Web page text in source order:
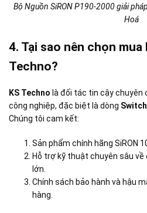
Bộ Nguồn SiRON P190-2000 giải
Hoá
4. Tại sao nên chọn mua
Techno?
KS Techno là đối tác tin cậy
công nghiệp, đặc biệt là dòng
Chúng tôi cam kết:
Sản phẩm chính hãng SiRON
Hỗ trợ kỹ thuật chuyên sâu
lớn.
Chính sách bảo hành và hậu
hàng.